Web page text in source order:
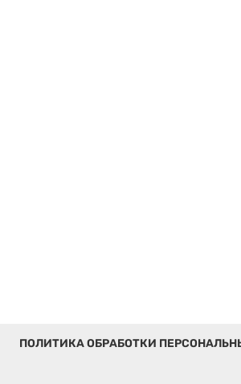
ПОЛИТИКА ОБРАБОТКИ